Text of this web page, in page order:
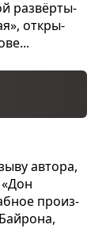
раз­вёр­ты­
откры­
автора,
про­из­